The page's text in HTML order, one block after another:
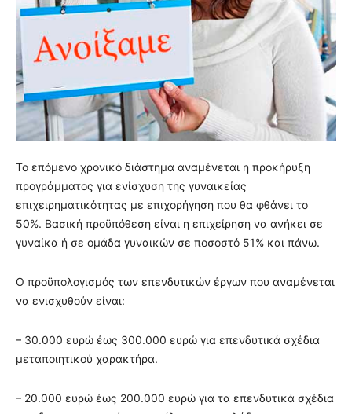
Το επόμενο χρονικό διάστημα αναμένεται η προκήρυξη
προγράμματος για ενίσχυση της γυναικείας
επιχειρηματικότητας με επιχορήγηση που θα φθάνει το
50%. Βασική προϋπόθεση είναι η επιχείρηση να ανήκει σε
γυναίκα ή σε ομάδα γυναικών σε ποσοστό 51% και πάνω.
Ο προϋπολογισμός των επενδυτικών έργων που αναμένεται
να ενισχυθούν είναι:
– 30.000 ευρώ έως 300.000 ευρώ για επενδυτικά σχέδια
μεταποιητικού χαρακτήρα.
– 20.000 ευρώ έως 200.000 ευρώ για τα επενδυτικά σχέδια